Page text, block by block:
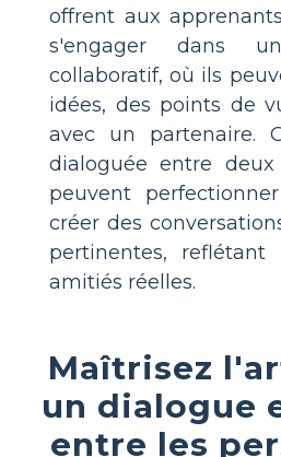
offrent aux
s'engager dans
collaboratif, où ils
idées, des points de
avec un partenaire.
dialoguée entre
peuvent
créer des
pertinentes, reflétant
amitiés réelles.
Maîtrisez
un dialogue
entre les